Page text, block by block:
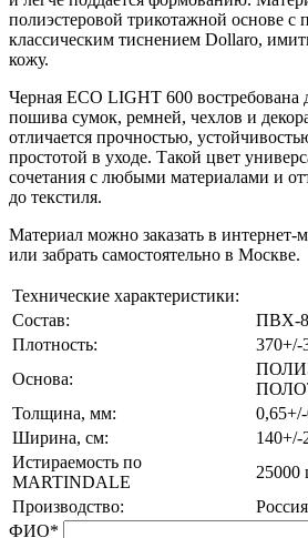
полиэстеровой трикотажной основе
классическим тиснением Dollaro,
кожу.
Черная ECO LIGHT 600 востребована
пошива сумок, ремней, чехлов и
отличается прочностью,
простотой в уходе. Такой цвет
сочетания с любыми материалами и
до текстиля.
Материал можно заказать в интернет-
или забрать самостоятельно в Москве.
Технические характеристики:
Состав:
ПВХ-
Плотность:
370+/-
Основа:
Толщина, мм:
Ширина, см:
140+/-
Истираемость по
MARTINDALE
25000
Производство:
ФИО*